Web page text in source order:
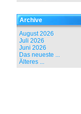
Archive
August 2026
Juli 2026
Juni 2026
Das neueste ...
Älteres ...